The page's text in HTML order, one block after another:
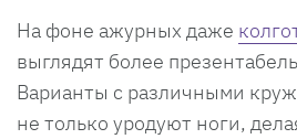
На фоне ажурных даже
выглядят более
Варианты с различными
не только уродуют ноги,